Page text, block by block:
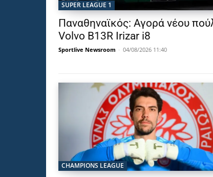
SUPER LEAGUE 1
Παναθηναϊκός: Αγορά νέου
Volvo B13R Irizar i8
Sportlive Newsroom - 04/08/2026 11:40
CHAMPIONS LEAGUE